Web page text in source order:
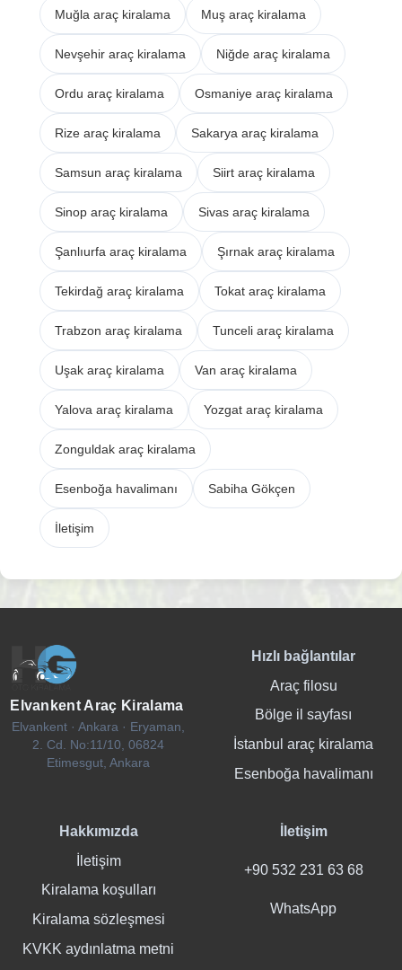
Muğla araç kiralama Muş araç kiralama
Nevşehir araç kiralama Niğde araç kiralama
Ordu araç kiralama Osmaniye araç kiralama
Rize araç kiralama Sakarya araç kiralama
Samsun araç kiralama Siirt araç kiralama
Sinop araç kiralama Sivas araç kiralama
Şanlıurfa araç kiralama Şırnak araç kiralama
Tekirdağ araç kiralama Tokat araç kiralama
Trabzon araç kiralama Tunceli araç kiralama
Uşak araç kiralama Van araç kiralama
Yalova araç kiralama Yozgat araç kiralama
Zonguldak araç kiralama
Esenboğa havalimanı Sabiha Gökçen
İletişim
Elvankent Araç Kiralama
Elvankent · Ankara · Eryaman,
2. Cd. No:11/10, 06824
Etimesgut, Ankara
Hızlı bağlantılar
Araç filosu
Bölge il sayfası
İstanbul araç kiralama
Esenboğa havalimanı
Hakkımızda
İletişim
Kiralama koşulları
Kiralama sözleşmesi
KVKK aydınlatma metni
İletişim
+90 532 231 63 68
WhatsApp